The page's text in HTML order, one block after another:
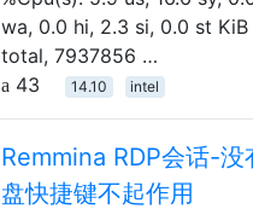
wa, 0.0 hi, 2.3 si, 0.0 st
total, 7937856 …
43
14.10 intel
Remmina RDP会话-没
盘快捷键不起作用